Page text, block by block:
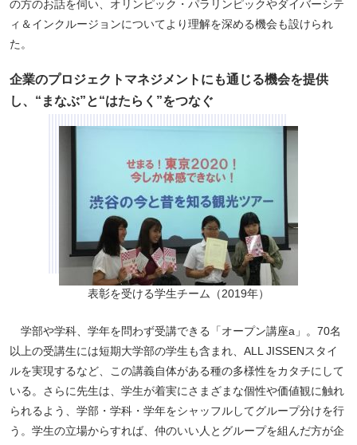
の方のお話を伺い、オリンピック・パラリンピックやダイバーシテ
ィ＆インクルージョンについてより理解を深める機会も設けられ
た。
企業のプロジェクトマネジメントにも通じる機会を提供
し、“まなぶ”と“はたらく”をつなぐ
表彰を受ける学生チーム（2019年）
学部や学科、学年を問わず受講できる「オープン講座a」。70名
以上の受講生には短期大学部の学生も含まれ、ALL JISSENスタイ
ルを実現するなど、この講義自体がある種の多様性をカタチにして
いる。さらに先生は、学生が着実にさまざまな個性や価値観に触れ
られるよう、学部・学科・学年をシャッフルしてグループ分けを行
う。学生の立場からすれば、仲のいい人とグループを組んだ方が企